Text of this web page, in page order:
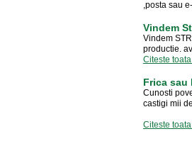
,posta sau
Vindem
Vindem
productie.
Citeste
Frica sau
Cunosti
castigi mii
Citeste